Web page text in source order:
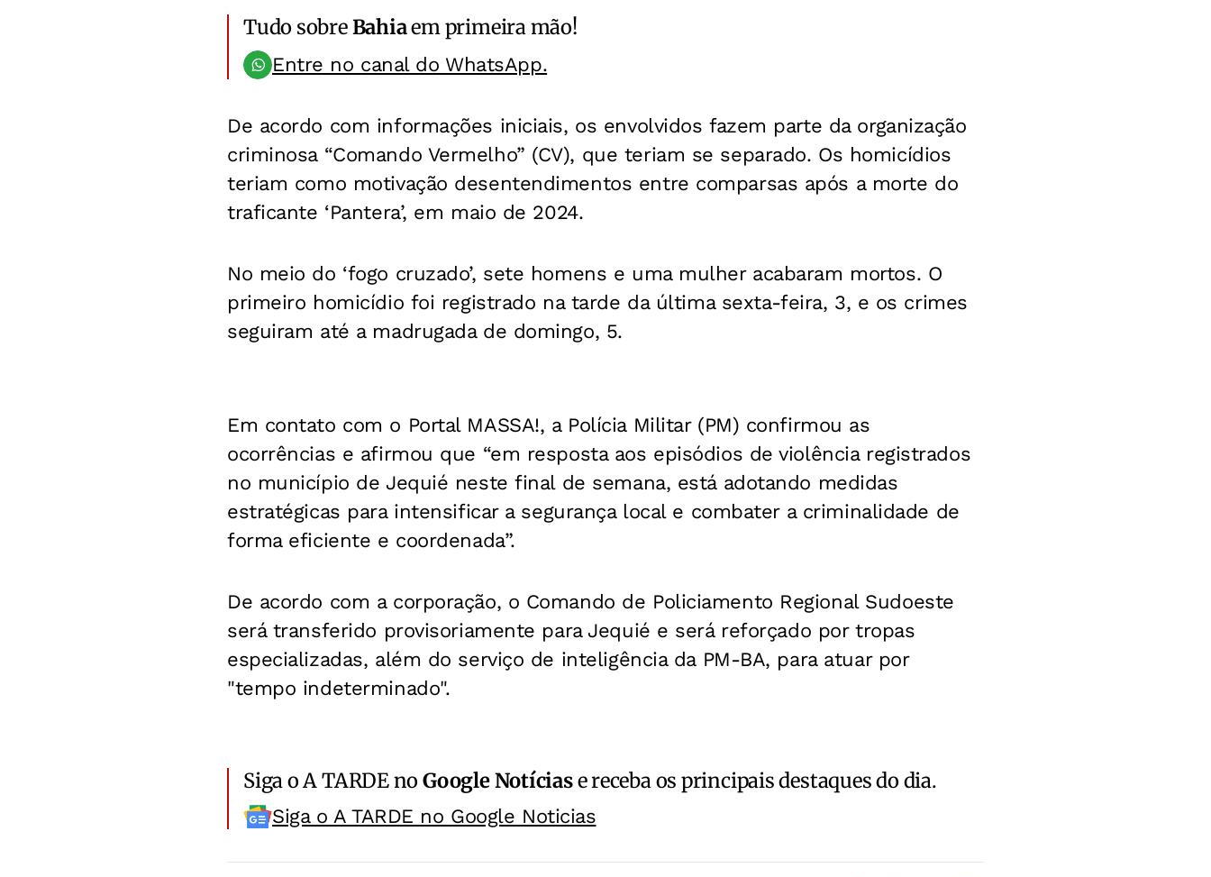
Tudo sobreBahiaem primeira mão!
Entre no canal do WhatsApp.
De acordo com informações iniciais, os envolvidos fazem parte da organização
criminosa “Comando Vermelho” (CV), que teriam se separado. Os homicídios
teriam como motivação desentendimentos entre comparsas após a morte do
traficante ‘Pantera’, em maio de 2024.
No meio do ‘fogo cruzado’, sete homens e uma mulher acabaram mortos. O
primeiro homicídio foi registrado na tarde da última sexta-feira, 3, e os crimes
seguiram até a madrugada de domingo, 5.
Em contato com o Portal MASSA!, a Polícia Militar (PM) confirmou as
ocorrências e afirmou que “em resposta aos episódios de violência registrados
no município de Jequié neste final de semana, está adotando medidas
estratégicas para intensificar a segurança local e combater a criminalidade de
forma eficiente e coordenada”.
De acordo com a corporação, o Comando de Policiamento Regional Sudoeste
será transferido provisoriamente para Jequié e será reforçado por tropas
especializadas, além do serviço de inteligência da PM-BA, para atuar por
"tempo indeterminado".
Siga o A TARDE noGoogle Notíciase receba os principais destaques do dia.
Siga o A TARDE no Google Noticias